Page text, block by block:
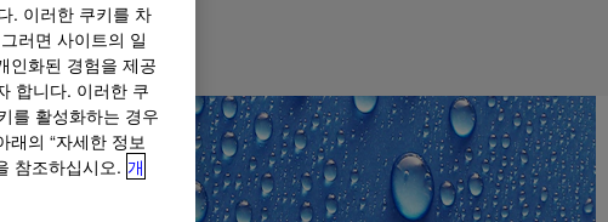
. 이러한 쿠키를 차
러면 사이트의 일
인화된 경험을 제공
합니다. 이러한 쿠
를 활성화하는 경우
래의 “자세한 정보
참조하십시오. 개